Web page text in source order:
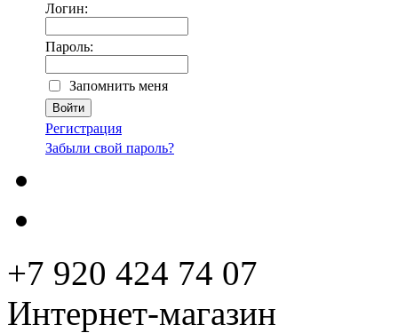
Логин:
Пароль:
Запомнить меня
Регистрация
Забыли свой пароль?
+7 920 424 74 07
Интернет-магазин